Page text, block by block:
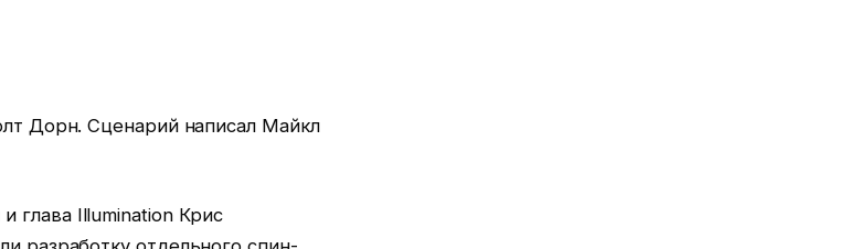
Дорн. Сценарий написал Майкл
глава Illumination Крис